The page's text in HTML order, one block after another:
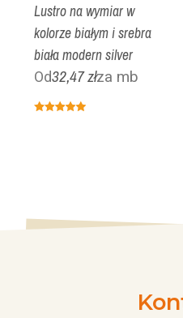
Lustro na wymiar w
kolorze białym i srebra
biała modern silver
Od32,47 złza mb